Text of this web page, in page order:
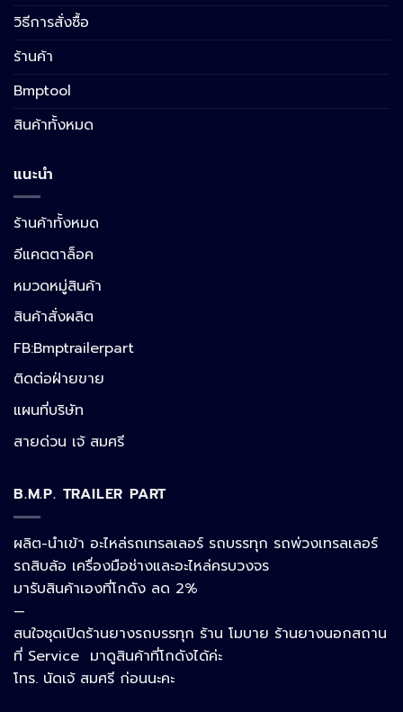
วิธีการสั่งซื้อ
ร้านค้า
Bmptool
สินค้าทั้งหมด
แนะนำ
ร้านค้าทั้งหมด
อีแคตตาล็อค
หมวดหมู่สินค้า
สินค้าสั่งผลิต
FB:Bmptrailerpart
ติดต่อฝ่ายขาย
แผนที่บริษัท
สายด่วน เจ้ สมศรี
B.M.P. TRAILER PART
ผลิต-นำเข้า อะไหล่รถเทรลเลอร์ รถบรรทุก รถพ่วงเทรลเลอร์
รถสิบล้อ เครื่องมือช่างและอะไหล่ครบวงจร
มารับสินค้าเองที่โกดัง ลด 2%
—
สนใจชุดเปิดร้านยางรถบรรทุก ร้าน โมบาย ร้านยางนอกสถาน
ที่ Service มาดูสินค้าที่โกดังได้ค่ะ
โทร. นัดเจ้ สมศรี ก่อนนะคะ